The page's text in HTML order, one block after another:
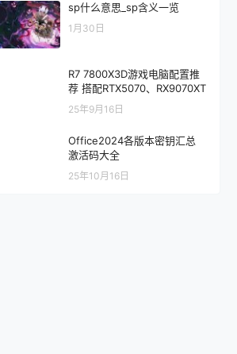
sp什么意思_sp含义一览
1月30日
R7 7800X3D游戏电脑配置推
荐 搭配RTX5070、RX9070XT
25年9月16日
Office2024各版本密钥汇总
激活码大全
25年10月16日